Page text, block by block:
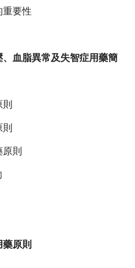
重要性
血脂異常及失智症用藥簡
則
原則